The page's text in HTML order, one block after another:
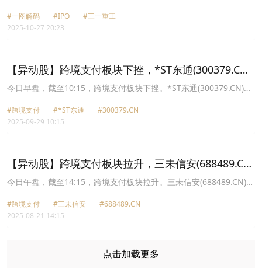
辉光电（688538.SH）等；4家公司通过了港交所聆讯，包括旺山旺
水、天域半导体、百利天恒（688506.SH）和乐舒适；
#一图解码 #IPO
#三一重工
2025-10-27 20:23
【异动股】跨境支付板块下挫，*ST东通(300379.CN)
跌9.8%
今日早盘，截至10:15，跨境支付板块下挫。*ST东通(300379.CN)跌
创(300468.CN)跌6.24%报36.65元，京北方(002987.CN)跌3.74%报
20.82元，海联金汇(002537.CN)跌3.02%报8.67元，青岛金王
#跨境支付 #*ST东通
#300379.CN
2025-09-29 10:15
【异动股】跨境支付板块拉升，三未信安(688489.CN)
涨20.01%
今日午盘，截至14:15，跨境支付板块拉升。三未信安(688489.CN)涨
通(300379.CN)涨17.41%报6.34元，信安世纪(688201.CN)涨11.33%
报13.66元，中油资本(000617.CN)涨10.02%报10.87元，天融信
#跨境支付 #三未信安
#688489.CN
2025-08-21 14:15
点击加载更多